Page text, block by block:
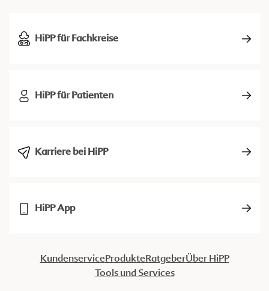
HiPP für Fachkreise
HiPP für Patienten
Karriere bei HiPP
HiPP App
KundenserviceProdukteRatgeberÜber HiPP
Tools und Services